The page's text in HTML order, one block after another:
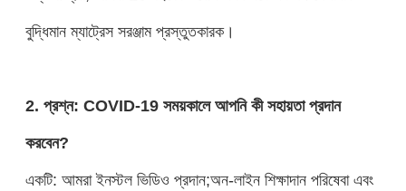
বুদ্ধিমান ম্যাট্রেস সরঞ্জাম প্রস্তুতকারক।
2. প্রশ্ন: COVID-19 সময়কালে আপনি কী সহায়তা প্রদান
করবেন?
একটি: আমরা ইনস্টল ভিডিও প্রদান;অন-লাইন শিক্ষাদান পরিষেবা এবং